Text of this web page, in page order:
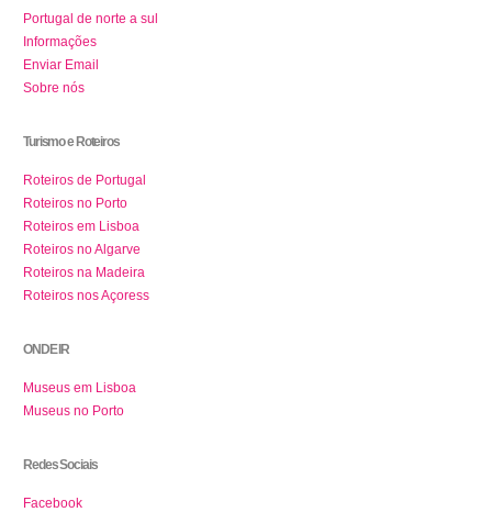
Portugal de norte a sul
Informações
Enviar Email
Sobre nós
Turismo e Roteiros
Roteiros de Portugal
Roteiros no Porto
Roteiros em Lisboa
Roteiros no Algarve
Roteiros na Madeira
Roteiros nos Açoress
ONDE IR
Museus em Lisboa
Museus no Porto
Redes Sociais
Facebook